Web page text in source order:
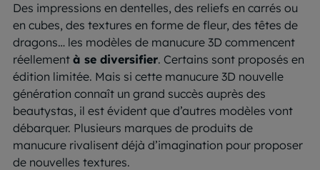
Des impressions en dentelles, des reliefs en carrés ou
en cubes, des textures en forme de fleur, des têtes de
dragons… les modèles de manucure 3D commencent
réellement à se diversifier. Certains sont proposés en
édition limitée. Mais si cette manucure 3D nouvelle
génération connaît un grand succès auprès des
beautystas, il est évident que d’autres modèles vont
débarquer. Plusieurs marques de produits de
manucure rivalisent déjà d’imagination pour proposer
de nouvelles textures.